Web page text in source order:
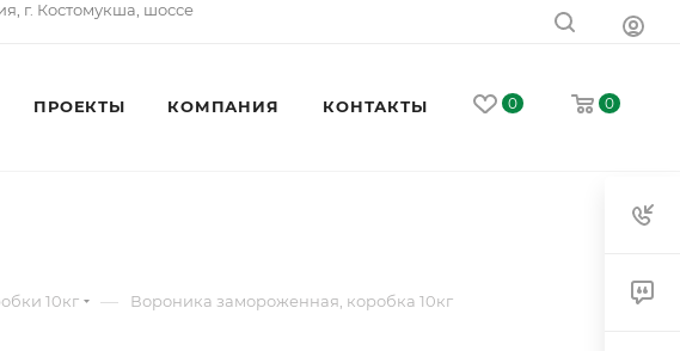
г. Костомукша, шоссе
0 0
ПРОЕКТЫ КОМПАНИЯ КОНТАКТЫ
10кг — Вороника замороженная, коробка 10кг